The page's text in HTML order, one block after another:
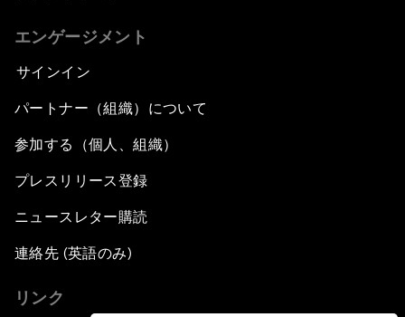
エンゲージメント
サインイン
パートナー（組織）について
参加する（個人、組織）
プレスリリース登録
ニュースレター購読
連絡先 (英語のみ)
リンク